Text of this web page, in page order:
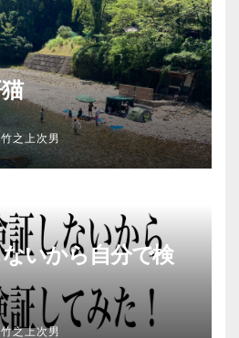
竹之上次男
いから自分で検
竹之上次男